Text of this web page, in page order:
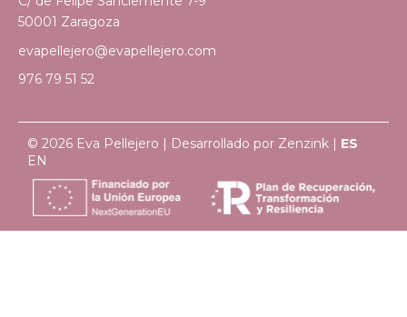
50001 Zaragoza
evapellejero@evapellejero.com
976 79 51 52
© 2026 Eva Pellejero | Desarrollado por Zenzink | ES
EN